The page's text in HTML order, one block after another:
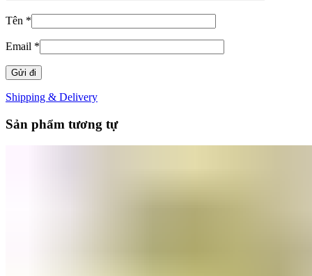
Tên *
Email *
Shipping & Delivery
Sản phẩm tương tự